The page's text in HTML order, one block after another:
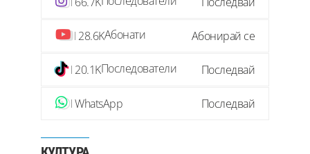
28.6KАбонати Абонирай се
20.1KПоследователи Последвай
WhatsApp Последвай